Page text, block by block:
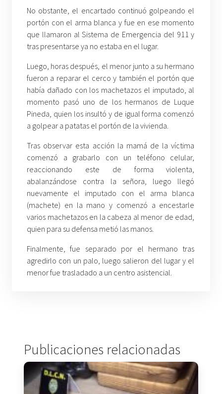
No obstante, el encartado continuó golpeando el
portón con el arma blanca y fue en ese momento
que llamaron al Sistema de Emergencia del 911 y
tras presentarse ya no estaba en el lugar.
Luego, horas después, el menor junto a su hermano
fueron a reparar el cerco y también el portón que
había dañado con los machetazos el imputado, al
momento pasó uno de los hermanos de Luque
Pineda, quien los insultó y de igual forma comenzó
a golpear a patatas el portón de la vivienda.
Tras observar esta acción la mamá de la víctima
comenzó a grabarlo con un teléfono celular,
reaccionando este de forma violenta,
abalanzándose contra la señora, luego llegó
nuevamente el imputado con el arma blanca
(machete) en la mano y comenzó a encestarle
varios machetazos en la cabeza al menor de edad,
quien para su defensa metió las manos.
Finalmente, fue separado por el hermano tras
agredirlo con un palo, luego salieron del lugar y el
menor fue trasladado a un centro asistencial.
Publicaciones relacionadas